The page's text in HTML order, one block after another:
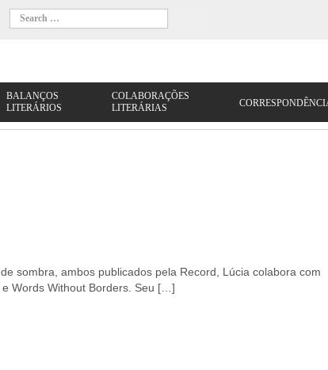
sombra, ambos publicados pela Record, Lúcia colabora com
Words Without Borders. Seu […]